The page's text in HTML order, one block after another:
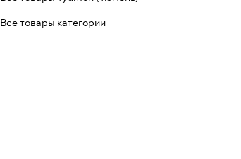
Все товары категории